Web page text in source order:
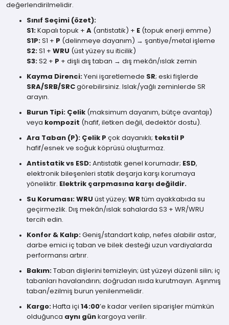
değerlendirilmelidir.
Sınıf Seçimi (özet):
S1: Kapalı topuk + A (antistatik) + E (topuk enerji emme)
S1P: S1 + P (delinmeye dayanım) → şantiye/metal işleme
S2: S1 + WRU (üst yüzey su iticilik)
S3: S2 + P + dişli dış taban → dış mekân/ıslak zemin
Kayma Direnci: Yeni işaretlemede SR; eski fişlerde
SRA/SRB/SRC görebilirsiniz. Islak/yağlı zeminlerde SR
arayın.
Burun Tipi: Çelik (maksimum dayanım, bütçe avantajı)
veya kompozit (hafif, iletken değil, dedektör dostu).
Ara Taban (P): Çelik P çok dayanıklı; tekstil P
hafif/esnek ve soğuk köprüsü oluşturmaz.
Antistatik vs ESD: Antistatik genel korumadır; ESD,
elektronik bileşenleri statik deşarja karşı korumaya
yöneliktir. Elektrik çarpmasına karşı değildir.
Su Koruması: WRU üst yüzey; WR tüm ayakkabıda su
geçirmezlik. Dış mekân/ıslak sahalarda S3 + WR/WRU
tercih edin.
Konfor & Kalıp: Geniş/standart kalıp, nefes alabilir astar,
darbe emici iç taban ve bilek desteği uzun vardiyalarda
performansı artırır.
Bakım: Taban dişlerini temizleyin; üst yüzeyi düzenli silin; iç
tabanları havalandırın; doğrudan ısıda kurutmayın. Aşınmış
taban/ezilmiş burun yenilenmelidir.
Kargo: Hafta içi 14:00’e kadar verilen siparişler mümkün
olduğunca aynı gün kargoya verilir.